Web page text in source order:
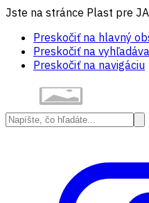
Jste na stránce Plast pre
Preskočiť na hlavný
Preskočiť na
Preskočiť na navigáciu